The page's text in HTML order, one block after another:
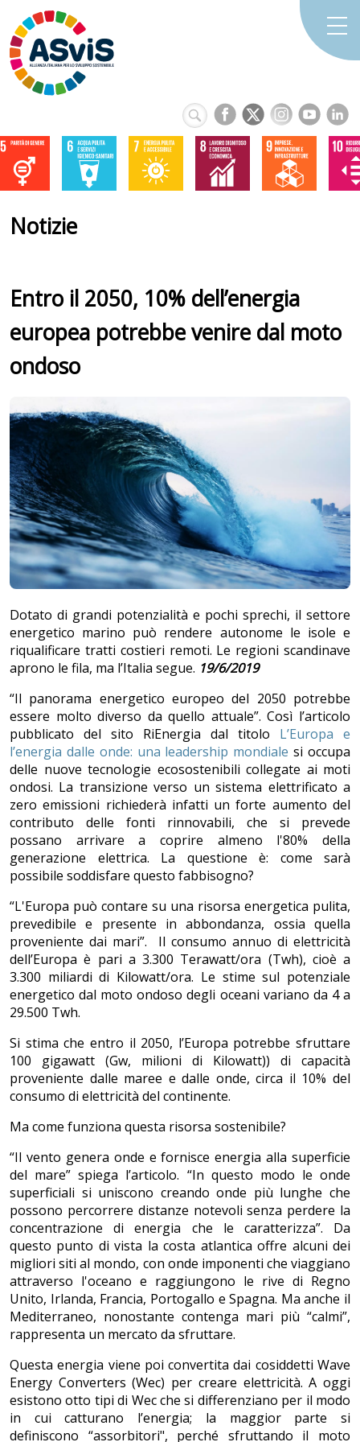
Notizie
Entro il 2050, 10% dell’energia
europea potrebbe venire dal moto
ondoso
Dotato di grandi potenzialità e pochi sprechi, il settore
energetico marino può rendere autonome le isole e
riqualificare tratti costieri remoti. Le regioni scandinave
aprono le fila, ma l’Italia segue. 19/6/2019
“Il panorama energetico europeo del 2050 potrebbe
essere molto diverso da quello attuale”. Così l’articolo
pubblicato del sito RiEnergia dal titolo L’Europa e
l’energia dalle onde: una leadership mondiale si occupa
delle nuove tecnologie ecosostenibili collegate ai moti
ondosi. La transizione verso un sistema elettrificato a
zero emissioni richiederà infatti un forte aumento del
contributo delle fonti rinnovabili, che si prevede
possano arrivare a coprire almeno l'80% della
generazione elettrica. La questione è: come sarà
possibile soddisfare questo fabbisogno?
“L'Europa può contare su una risorsa energetica pulita,
prevedibile e presente in abbondanza, ossia quella
proveniente dai mari”. Il consumo annuo di elettricità
dell’Europa è pari a 3.300 Terawatt/ora (Twh), cioè a
3.300 miliardi di Kilowatt/ora. Le stime sul potenziale
energetico dal moto ondoso degli oceani variano da 4 a
29.500 Twh.
Si stima che entro il 2050, l’Europa potrebbe sfruttare
100 gigawatt (Gw, milioni di Kilowatt)) di capacità
proveniente dalle maree e dalle onde, circa il 10% del
consumo di elettricità del continente.
Ma come funziona questa risorsa sostenibile?
“Il vento genera onde e fornisce energia alla superficie
del mare” spiega l’articolo. “In questo modo le onde
superficiali si uniscono creando onde più lunghe che
possono percorrere distanze notevoli senza perdere la
concentrazione di energia che le caratterizza”. Da
questo punto di vista la costa atlantica offre alcuni dei
migliori siti al mondo, con onde imponenti che viaggiano
attraverso l'oceano e raggiungono le rive di Regno
Unito, Irlanda, Francia, Portogallo e Spagna. Ma anche il
Mediterraneo, nonostante contenga mari più “calmi”,
rappresenta un mercato da sfruttare.
Questa energia viene poi convertita dai cosiddetti Wave
Energy Converters (Wec) per creare elettricità. A oggi
esistono otto tipi di Wec che si differenziano per il modo
in cui catturano l’energia; la maggior parte si
definiscono “assorbitori", perché sfruttando il moto